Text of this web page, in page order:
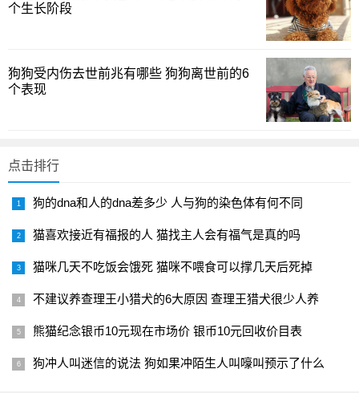
在条件允许时维持低强度、低量的投喂，主要是为了保持鱼
的摄食习惯，防止开春时出现“断粮综合征”，也就是鱼一看到
饲料就完全无反应的现象。经过安全、科学的喂养，能让鱼
在春季重新进入生长阶段时更快地吃起来，上市时间也往往
提前。然则，喂得过多会增加代谢负担，容易引发营养过
剩、代谢性疾病或死亡风险，尤其是在水温降至5℃以下的段
0.1%-0.2%左右，避免喂食过度堆积。你家塘里，冬天有没
一个稳定的喂养节奏是否比盲目追求稳定的温度更重要？我
的观察是，保持膘情良好和摄食习惯，是越冬后更顺利迎接
春芽的秘密之一。
春季过渡投喂与水质管理
在冬季的喂养策略里，是否每一个决定都应对得上天气
与水质的信号？我常常用观察与调整交替进行的办法来指引
个生长阶段
狗狗受内伤去世前兆有哪些 狗狗离世前的6
个表现
点击排行
狗的dna和人的dna差多少 人与狗的染色体有何不同
猫喜欢接近有福报的人 猫找主人会有福气是真的吗
猫咪几天不吃饭会饿死 猫咪不喂食可以撑几天后死掉
不建议养查理王小猎犬的6大原因 查理王猎犬很少人养
熊猫纪念银币10元现在市场价 银币10元回收价目表
狗冲人叫迷信的说法 狗如果冲陌生人叫嚎叫预示了什么